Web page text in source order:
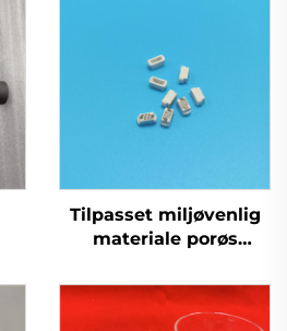
Tilpasset miljøvenlig
materiale porøs
til atomiser